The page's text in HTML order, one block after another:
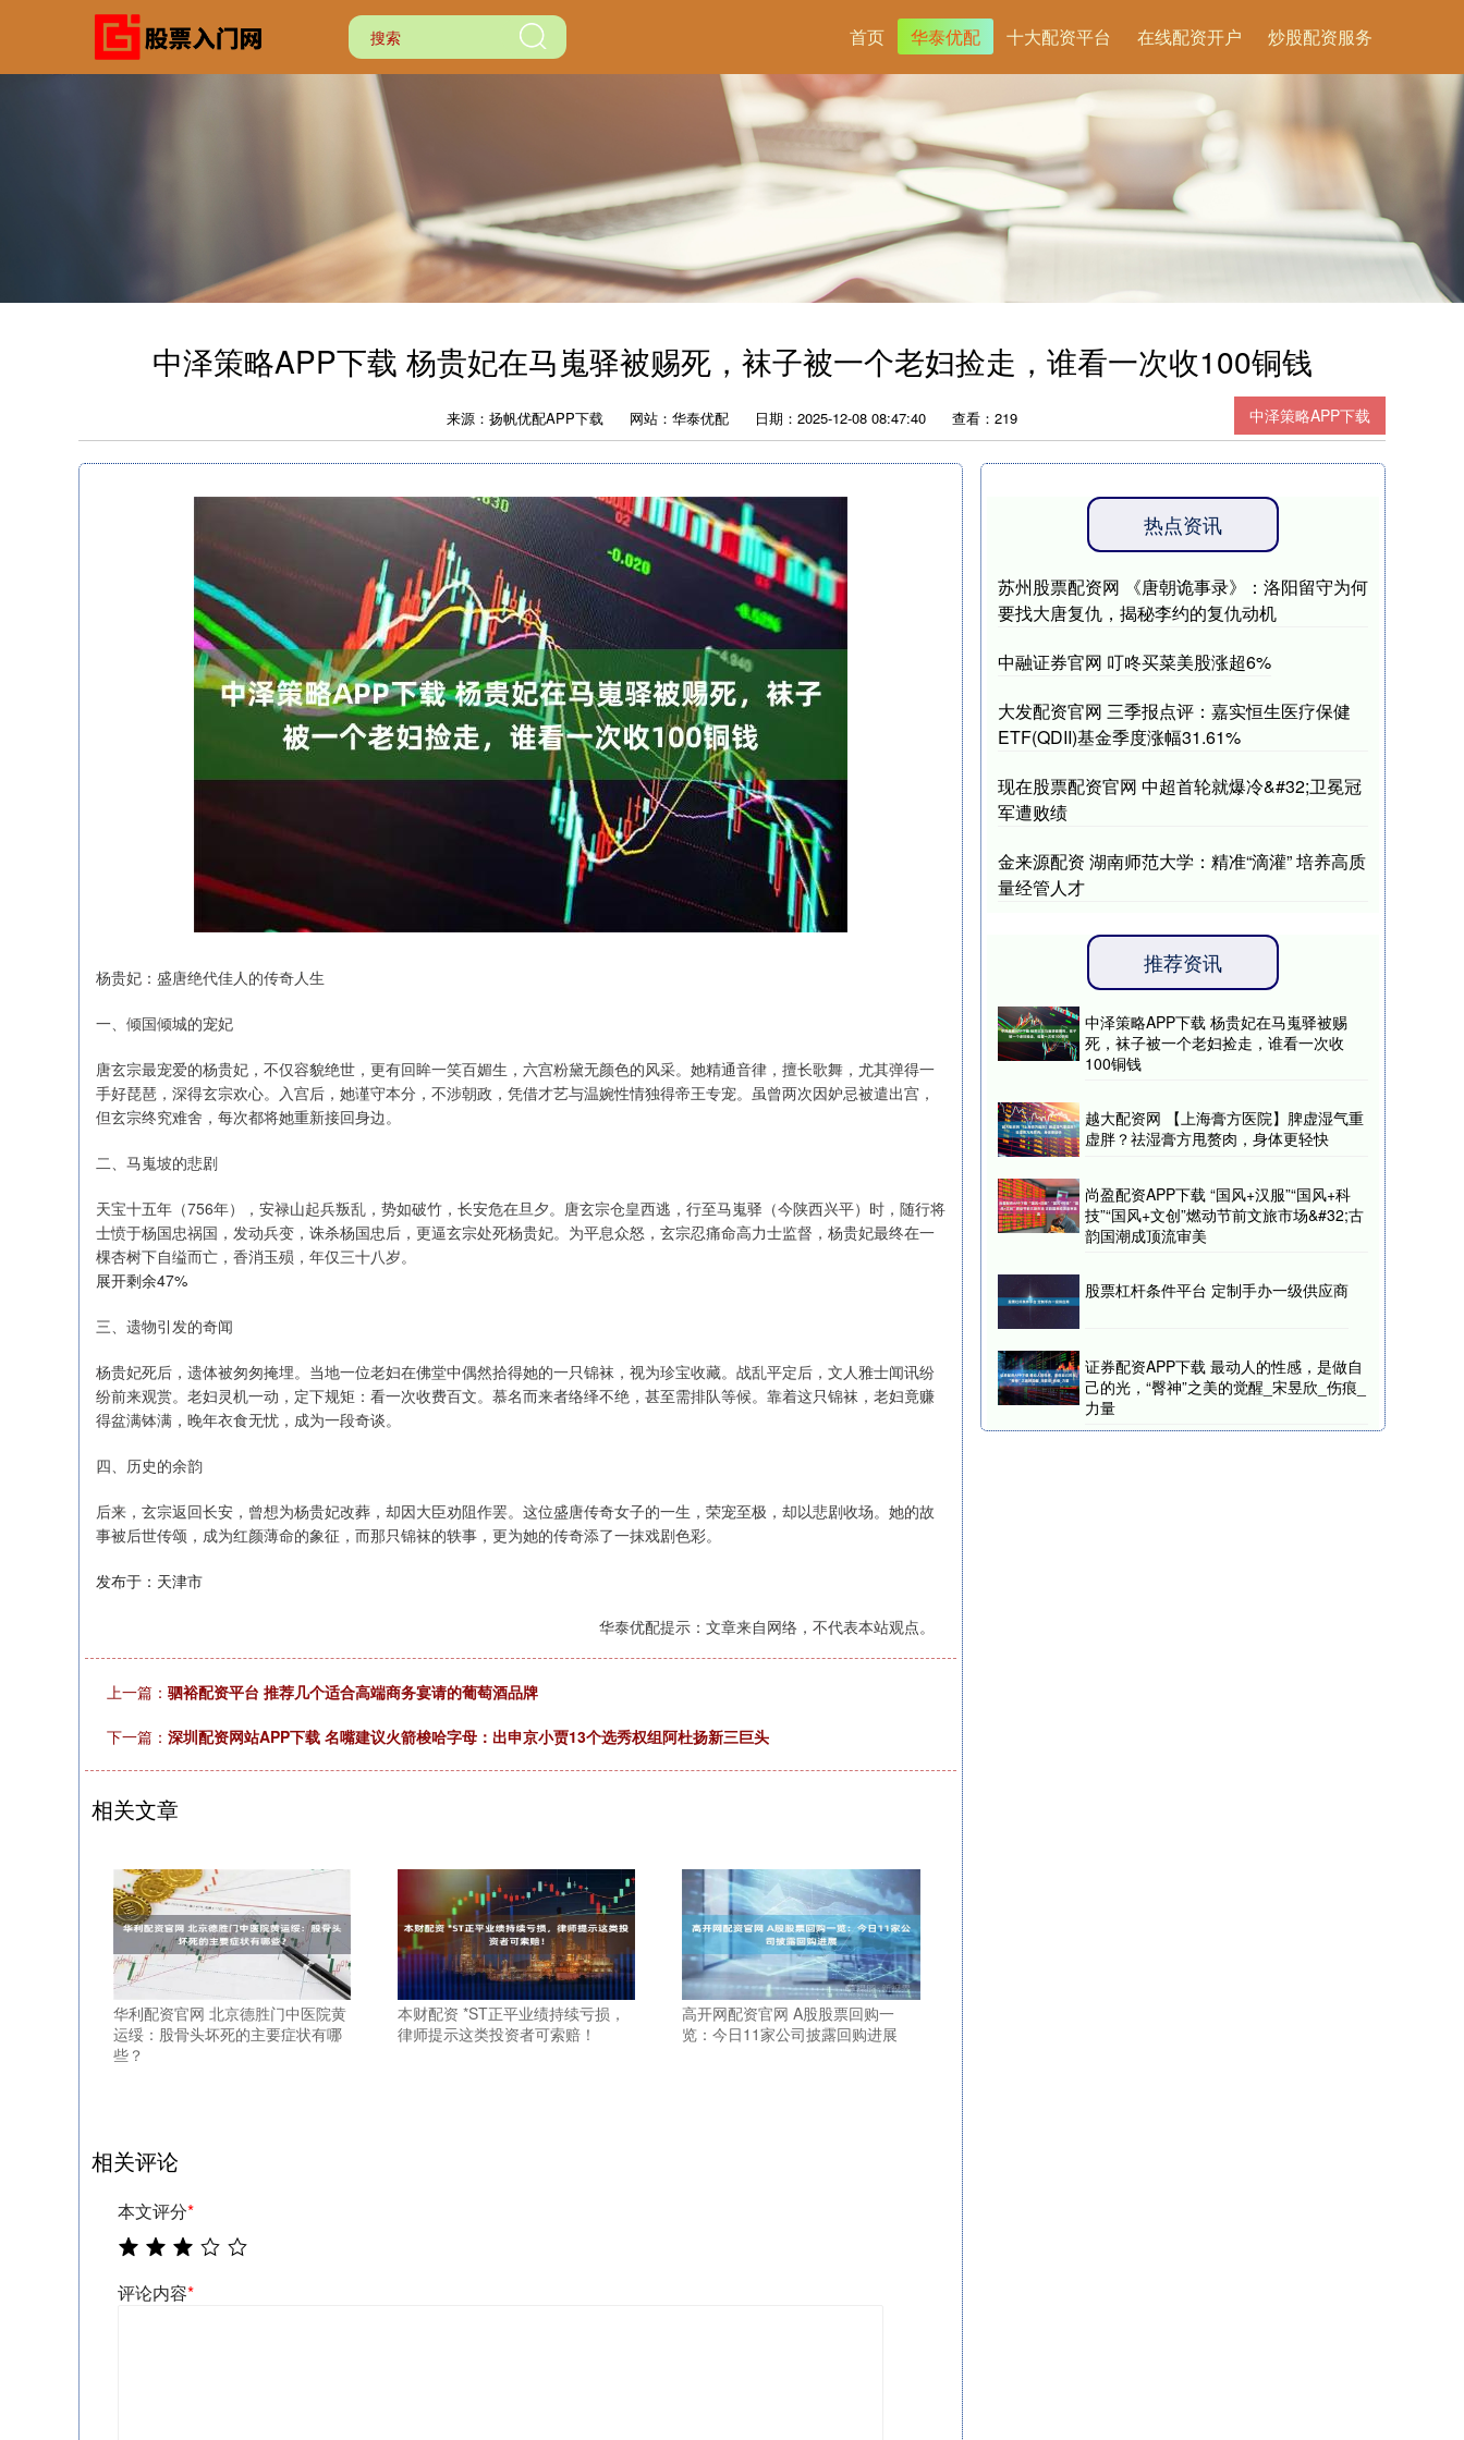
首页 华泰优配 十大配资平台 在线配资开户 炒股配资服务
中泽策略APP下载 杨贵妃在马嵬驿被赐死，袜子被一个老妇捡走，谁看一次收100铜钱
中泽策略APP下载
来源：扬帆优配APP下载 网站：华泰优配 日期：2025-12-08 08:47:40 查看：219
杨贵妃：盛唐绝代佳人的传奇人生
一、倾国倾城的宠妃
唐玄宗最宠爱的杨贵妃，不仅容貌绝世，更有回眸一笑百媚生，六宫粉黛无颜色的风采。她精通音律，擅长歌舞，尤其弹得一
手好琵琶，深得玄宗欢心。入宫后，她谨守本分，不涉朝政，凭借才艺与温婉性情独得帝王专宠。虽曾两次因妒忌被遣出宫，
但玄宗终究难舍，每次都将她重新接回身边。
二、马嵬坡的悲剧
天宝十五年（756年），安禄山起兵叛乱，势如破竹，长安危在旦夕。唐玄宗仓皇西逃，行至马嵬驿（今陕西兴平）时，随行将
士愤于杨国忠祸国，发动兵变，诛杀杨国忠后，更逼玄宗处死杨贵妃。为平息众怒，玄宗忍痛命高力士监督，杨贵妃最终在一
棵杏树下自缢而亡，香消玉殒，年仅三十八岁。
展开剩余47%
三、遗物引发的奇闻
杨贵妃死后，遗体被匆匆掩埋。当地一位老妇在佛堂中偶然拾得她的一只锦袜，视为珍宝收藏。战乱平定后，文人雅士闻讯纷
纷前来观赏。老妇灵机一动，定下规矩：看一次收费百文。慕名而来者络绎不绝，甚至需排队等候。靠着这只锦袜，老妇竟赚
得盆满钵满，晚年衣食无忧，成为一段奇谈。
四、历史的余韵
后来，玄宗返回长安，曾想为杨贵妃改葬，却因大臣劝阻作罢。这位盛唐传奇女子的一生，荣宠至极，却以悲剧收场。她的故
事被后世传颂，成为红颜薄命的象征，而那只锦袜的轶事，更为她的传奇添了一抹戏剧色彩。
发布于：天津市
华泰优配提示：文章来自网络，不代表本站观点。
上一篇： 驷裕配资平台 推荐几个适合高端商务宴请的葡萄酒品牌
下一篇： 深圳配资网站APP下载 名嘴建议火箭梭哈字母：出申京小贾13个选秀权组阿杜扬新三巨头
相关文章
华利配资官网 北京德胜门中医院黄
运绥：股骨头坏死的主要症状有哪
些？
本财配资 *ST正平业绩持续亏损，
律师提示这类投资者可索赔！
高开网配资官网 A股股票回购一
览：今日11家公司披露回购进展
相关评论
本文评分*
评论内容*
热点资讯
苏州股票配资网 《唐朝诡事录》：洛阳留守为何
要找大唐复仇，揭秘李约的复仇动机
中融证券官网 叮咚买菜美股涨超6%
大发配资官网 三季报点评：嘉实恒生医疗保健
ETF(QDII)基金季度涨幅31.61%
现在股票配资官网 中超首轮就爆冷&#32;卫冕冠
军遭败绩
金来源配资 湖南师范大学：精准“滴灌” 培养高质
量经管人才
推荐资讯
中泽策略APP下载 杨贵妃在马嵬驿被赐
死，袜子被一个老妇捡走，谁看一次收
100铜钱
越大配资网 【上海膏方医院】脾虚湿气重
虚胖？祛湿膏方甩赘肉，身体更轻快
尚盈配资APP下载 “国风+汉服”“国风+科
技”“国风+文创”燃动节前文旅市场&#32;古
韵国潮成顶流审美
股票杠杆条件平台 定制手办一级供应商
证券配资APP下载 最动人的性感，是做自
己的光，“臀神”之美的觉醒_宋昱欣_伤痕_
力量